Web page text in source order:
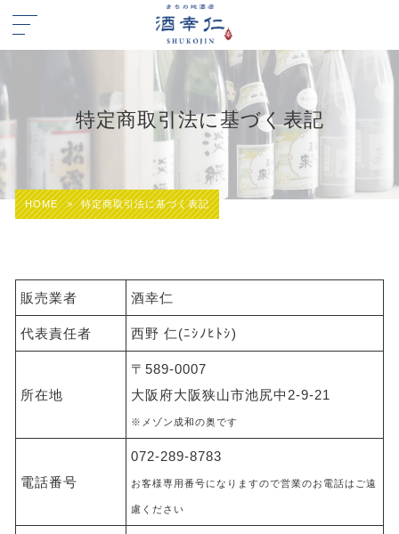
特定商取引法に基づく表記
HOME > 特定商取引法に基づく表記
販売業者 酒幸仁
代表責任者 西野 仁(ﾆｼﾉﾋﾄｼ)
所在地
〒589-0007
大阪府大阪狭山市池尻中2-9-21
※メゾン成和の奥です
電話番号
072-289-8783
お客様専用番号になりますので営業のお電話はご遠
慮ください